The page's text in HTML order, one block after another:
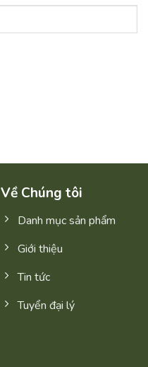
Về Chúng tôi
Danh mục sản phẩm
Giới thiệu
Tin tức
Tuyển đại lý